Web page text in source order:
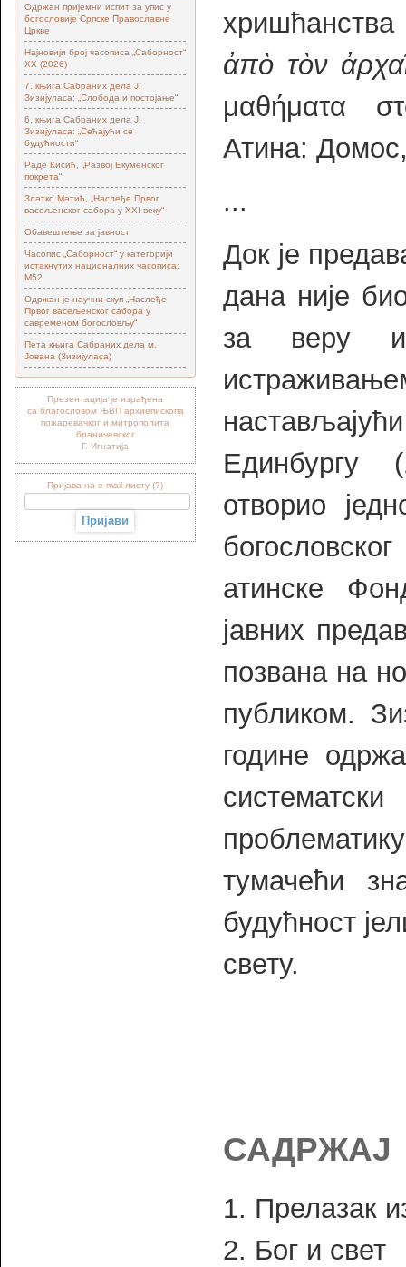
Одржан пријемни испит за упис у
богословије Српске Православне
Цркве
Најновији број часописа „Саборност“
XX (2026)
7. књига Сабраних дела Ј.
Зизијуласа: „Слобода и постојање“
6. књига Сабраних дела Ј.
Зизијуласа: „Сећајући се
будућности“
Раде Кисић, „Развој Екуменског
покрета“
Златко Матић, „Наслеђе Првог
васељенског сабора у XXI веку“
Обавештење за јавност
Часопис „Саборност“ у категорији
истакнутих националних часописа:
М52
Одржан је научни скуп „Наслеђе
Првог васељенског сабора у
савременом богословљу“
Пета књига Сабраних дела м.
Јована (Зизијуласа)
Презентација је израђена
са благословом ЊВП архиепископа
пожаревачког и митрополита
браничевског
Г. Игнатија
Пријава на e-mail листу (?)
хришћанства
ἀπὸ τὸν
μαθήματα
Атина:
...
Док је
дана није
за веру и
Единбургу
отворио
атинске
јавних
позвана на
публиком.
године
тумачећи
будућност
свету.
САДРЖАЈ
1. Прелазак
2. Бог и свет